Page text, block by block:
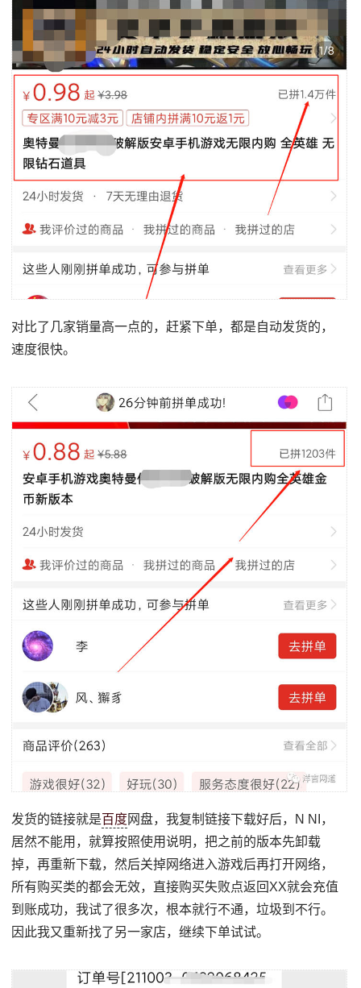
对比了几家销量高一点的，赶紧下单，都是自动发货的，
速度很快。
发货的链接就是百度网盘，我复制链接下载好后，N NI，
居然不能用，就算按照使用说明，把之前的版本先卸载
掉，再重新下载，然后关掉网络进入游戏后再打开网络，
所有购买类的都会无效，直接购买失败点返回XX就会充值
到账成功，我试了很多次，根本就行不通，垃圾到不行。
因此我又重新找了另一家店，继续下单试试。